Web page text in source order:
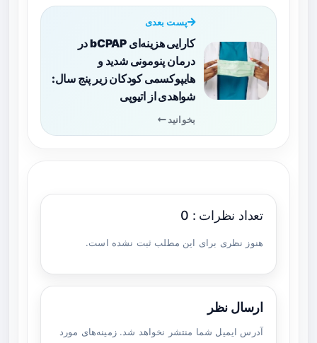
پست بعدی
کارایی هزینه‌ای bCPAP در
درمان پنومونی شدید و
هایپوکسمی کودکان زیر پنج سال:
شواهدی از اتیوپی
بخوانید
تعداد نظرات : 0
هنوز نظری برای این مطلب ثبت نشده است.
ارسال نظر
آدرس ایمیل شما منتشر نخواهد شد. زمینه‌های مورد